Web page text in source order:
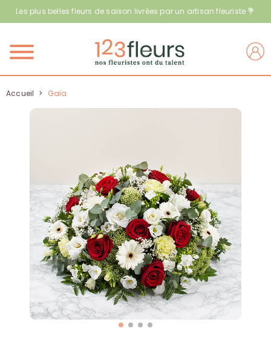
Les plus belles fleurs de saison livrées par un artisan fleuriste 💐
Menu
Accueil > Gaïa